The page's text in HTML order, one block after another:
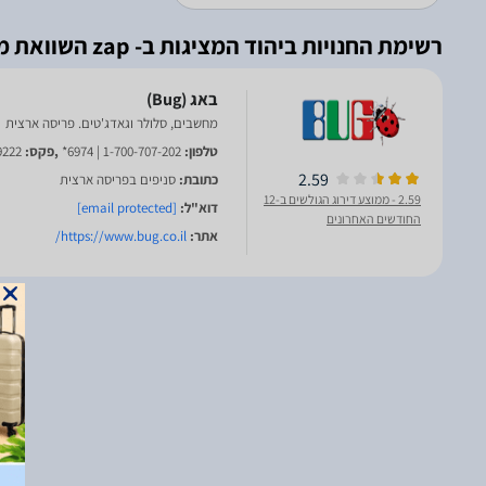
רשימת החנויות ביהוד המציגות ב- zap השוואת מחירים
2.59
2.59
- ממוצע דירוג הגולשים ב-12
החודשים האחרונים
מחשבים, סלולר וגאדג'טים. פריסה ארצית
טלפון: 1-700-707-202 | 6974* ,פקס:
כתובת: סניפים בפריסה ארצית
דוא"ל: [email protected]
אתר: https://www.bug.co.il/